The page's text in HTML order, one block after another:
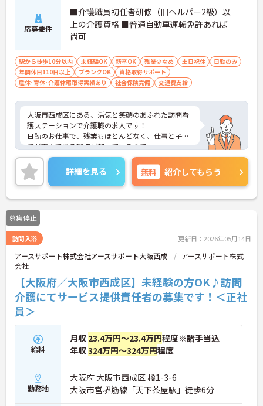
応募要件
■介護職員初任者研修（旧ヘルパー2級）以
上の介護資格 ■普通自動車運転免許あれば
尚可
駅から徒歩10分以内 未経験OK 新卒OK 残業少なめ 土日祝休
日勤のみ
年間休日110日以上
ブランクOK
資格取得サポート
産休･育休･介護休暇取得実績あり
社会保険完備 交通費支給
大阪市西成区にある、活気と笑顔のあふれた訪問看
護ステーションで介護職の求人です！
日勤のお仕事で、残業もほとんどなく、仕事と子育
てが両立できる環境が整っているので、
小さなお子様がいらっしゃる方も安心して勤務いた
だけます！
また、各線最寄り駅より徒歩圏内とアクセス抜群
で、日々の通勤も楽々です♪
経験は問いません！資格を取ったばかりの方、ブラ
ンクがある方、未経験の方でもOK！
ご興味がある方は是非一度マイナビまでお問合せく
ださい！
詳細を見る 無料 紹介してもらう
募集停止
訪問入浴 更新日：2026年05月14日
アースサポート株式会社アースサポート大阪西成
アースサポート株式
会社
【大阪府／大阪市西成区】未経験の方OK♪訪問
介護にてサービス提供責任者の募集です！＜正社
員＞
給料
月収 23.4万円～23.4万円程度※諸手当込
年収324万円～324万円程度
勤務地
大阪府 大阪市西成区 橘1-3-6
大阪市営堺筋線「天下茶屋駅」徒歩6分